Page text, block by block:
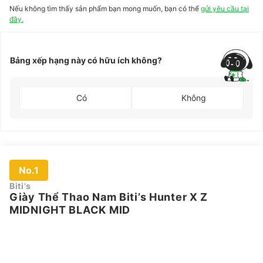
Nếu không tìm thấy sản phẩm bạn mong muốn, bạn có thể gửi yêu cầu tại
đây.
Bảng xếp hạng này có hữu ích không?
Có Không
No.1
Biti’s
Giày Thể Thao Nam Biti’s Hunter X Z
MIDNIGHT BLACK MID